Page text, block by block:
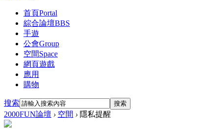
首頁Portal
綜合論壇BBS
手遊
公會Group
空間Space
網頁遊戲
應用
購物
搜索 搜索
2000FUN論壇 › 空間 › 隱私提醒